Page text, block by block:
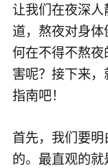
让我们在夜深
道，熬夜对身
何在不得不熬
害呢？接下来
指南吧！
首先，我们要
的。最直观的